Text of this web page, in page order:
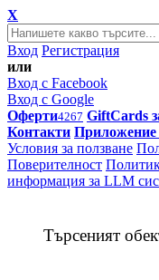
X
Вход Регистрация
или
Вход с Facebook
Вход с Google
Оферти4267 GiftCards
Контакти Приложение
Условия за ползване
Поверителност
информация за LLM
Търсеният